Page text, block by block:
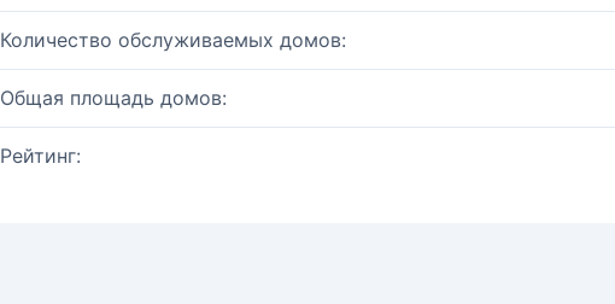
Количество обслуживаемых домов:
Общая площадь домов:
Рейтинг: